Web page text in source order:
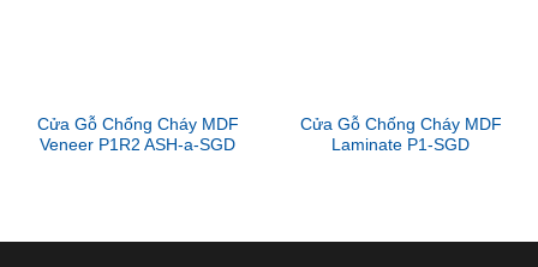
Cửa Gỗ Chống Cháy MDF
Veneer P1R2 ASH-a-SGD
Cửa Gỗ Chống Cháy MDF
Laminate P1-SGD